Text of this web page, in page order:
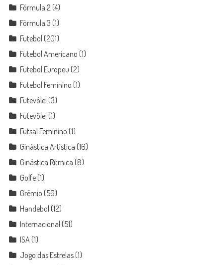
Fórmula 2 (4)
Fórmula 3 (1)
Futebol (201)
Futebol Americano (1)
Futebol Europeu (2)
Futebol Feminino (1)
Futevôlei (3)
Futevôlei (1)
Futsal Feminino (1)
Ginástica Artística (16)
Ginástica Rítmica (8)
Golfe (1)
Grêmio (56)
Handebol (12)
Internacional (51)
ISA (1)
Jogo das Estrelas (1)